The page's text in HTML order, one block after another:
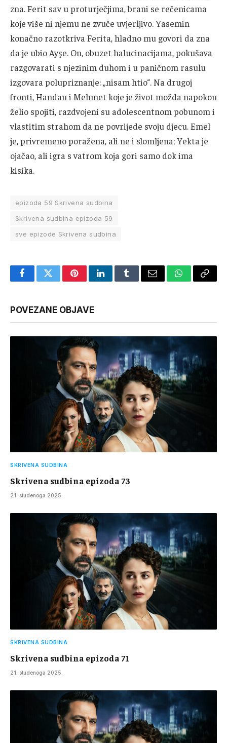
zna. Ferit sav u proturječjima, brani se rečenicama
koje više ni njemu ne zvuče uvjerljivo. Yasemin
konačno razotkriva Ferita, hladno mu govori da zna
da je ubio Ayşe. On, obuzet halucinacijama, pokušava
razgovarati s njezinim duhom i u paničnom rasulu
izgovara polupriznanje: „nisam htio“. Na drugoj
fronti, Handan i Mehmet koje je život možda napokon
želio spojiti, razdvojeni su adolescentnom pobunom i
vlastitim strahom da ne povrijede svoju djecu. Emel
je, privremeno poražena, ali ne i slomljena; Yekta je
ojačao, ali igra s vatrom koja gori samo dok ima
kisika.
epizoda 59 Skrivena sudbina
Skrivena sudbina epizoda 59
sve epizode Skrivena sudbina
FacebookTwitterPinterestLinkedInTumblrEmail WhatsApp
Copy
POVEZANE OBJAVE
SKRIVENA SUDBINA
Skrivena sudbina epizoda 73
21. studenoga 2025.
SKRIVENA SUDBINA
Skrivena sudbina epizoda 71
21. studenoga 2025.